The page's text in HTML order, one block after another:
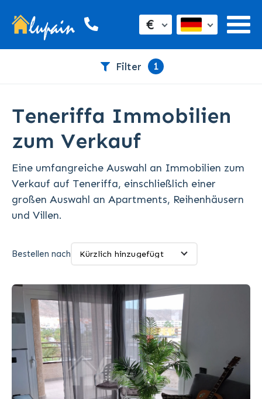
€
Filter 1
Teneriffa Immobilien
zum Verkauf
Eine umfangreiche Auswahl an Immobilien zum
Verkauf auf Teneriffa, einschließlich einer
großen Auswahl an Apartments, Reihenhäusern
und Villen.
Bestellen nach